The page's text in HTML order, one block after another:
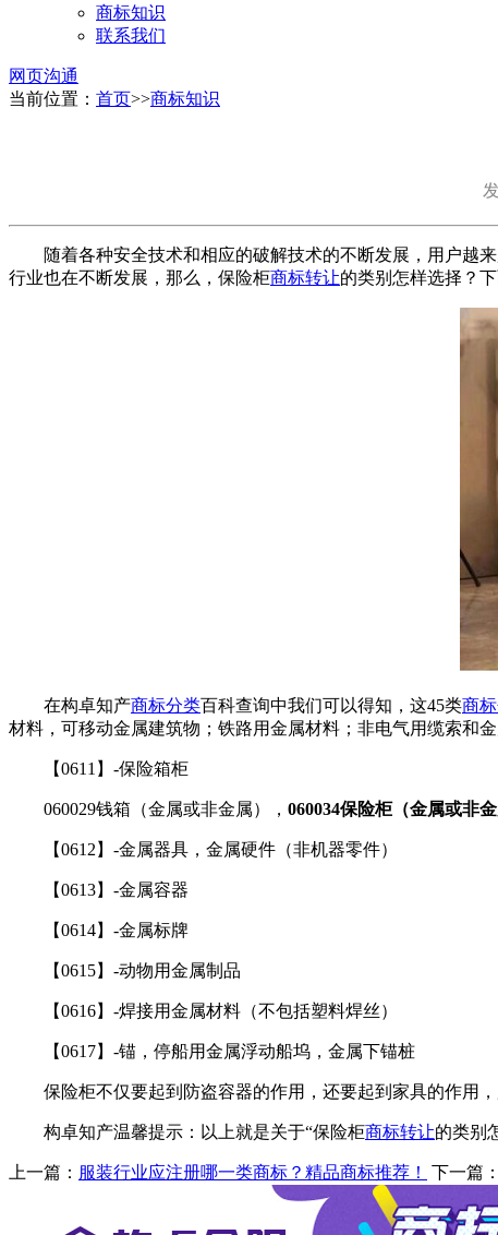
商标知识
联系我们
网页沟通
当前位置： 首页>>商标知识
随着各种安全技术和相应的破解技术的不断发展，用户越来
行业也在不断发展，那么，保险柜商标转让的类别怎样选择？
在构卓知产商标分类百科查询中我们可以得知，这45类商
材料，可移动金属建筑物；铁路用金属材料；非电气用缆索和
【0611】-保险箱柜
060029钱箱（金属或非金属）， 060034保险柜（金属或非金
【0612】-金属器具，金属硬件（非机器零件）
【0613】-金属容器
【0614】-金属标牌
【0615】-动物用金属制品
【0616】-焊接用金属材料（不包括塑料焊丝）
【0617】-锚，停船用金属浮动船坞，金属下锚桩
保险柜不仅要起到防盗容器的作用，还要起到家具的作用，
构卓知产温馨提示：以上就是关于“保险柜商标转让的类别
上一篇： 服装行业应注册哪一类商标？精品商标推荐！ 下一篇：